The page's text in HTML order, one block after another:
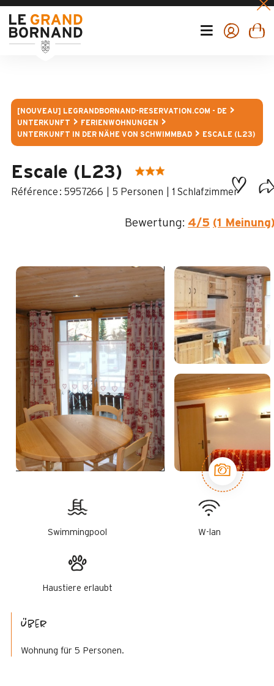
[NOUVEAU] LEGRANDBORNAND-RESERVATION.COM - DE
UNTERKUNFT
FERIENWOHNUNGEN
UNTERKUNFT IN DER NÄHE VON SCHWIMMBAD
ESCALE (L23)
Escale (L23)
: 5957266 5 Personen 1 Schlafzimmer
Bewertung: 4/5 (1
Swimmingpool W-lan
Haustiere erlaubt
Über
Wohnung für 5 Personen.